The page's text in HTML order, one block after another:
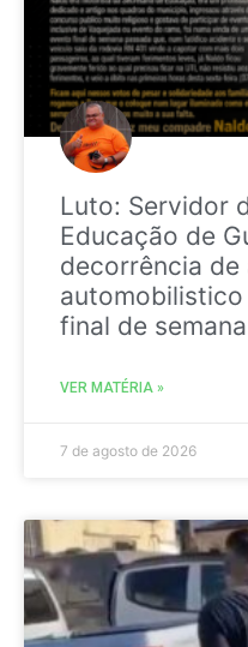
Luto: Servidor
Educação de
decorrência de
final de semana
VER MATÉRIA »
7 de agosto de 2026